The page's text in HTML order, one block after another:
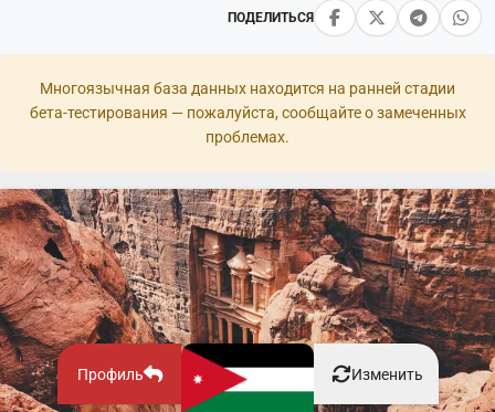
ПОДЕЛИТЬСЯ
Многоязычная база данных находится на ранней стадии
бета-тестирования — пожалуйста, сообщайте о замеченных
проблемах.
Профиль Изменить